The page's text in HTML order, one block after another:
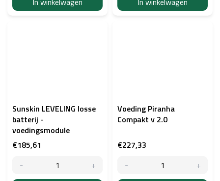
Sunskin LEVELING losse
batterij -
voedingsmodule
€185,61
Voeding Piranha
Compakt v 2.0
€227,33